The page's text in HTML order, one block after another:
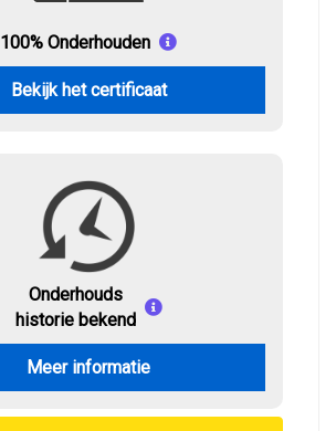
100% Onderhouden
Bekijk het certificaat
Onderhouds
historie bekend
Meer informatie